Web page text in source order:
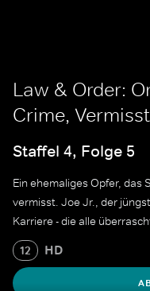
Law & Order:
Crime, Vermisst
Staffel 4, Folge 5
Ein ehemaliges Opfer,
vermisst. Joe Jr., der
Karriere - die alle
12 HD